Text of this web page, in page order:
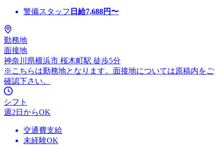
警備スタッフ 日給7,688円〜
勤務地
面接地
神奈川県横浜市 桜木町駅 徒歩5分
※こちらは勤務地となります。面接地については原稿内をご
確認下さい。
シフト
週2日からOK
交通費支給
未経験OK